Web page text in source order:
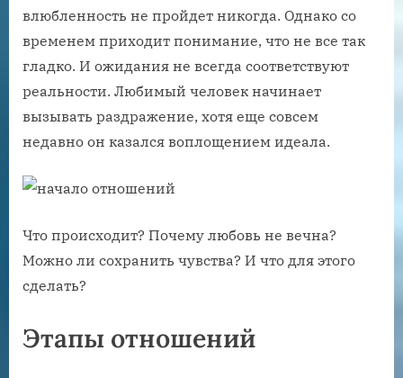
влюбленность не пройдет никогда. Однако со
временем приходит понимание, что не все так
гладко. И ожидания не всегда соответствуют
реальности. Любимый человек начинает
вызывать раздражение, хотя еще совсем
недавно он казался воплощением идеала.
Что происходит? Почему любовь не вечна?
Можно ли сохранить чувства? И что для этого
сделать?
Этапы отношений